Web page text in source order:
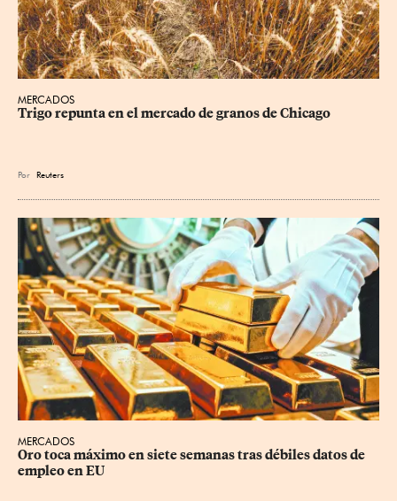
MERCADOS
Trigo repunta en el mercado de granos de Chicago
Por Reuters
MERCADOS
Oro toca máximo en siete semanas tras débiles datos de
empleo en EU